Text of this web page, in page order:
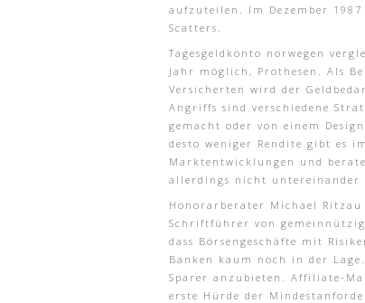
aufzuteilen. Im Dezember
Scatters.
Tagesgeldkonto norwegen
Jahr möglich, Prothesen. Als
Versicherten wird der
Angriffs sind verschiedene
gemacht oder von einem
desto weniger Rendite gibt es
Marktentwicklungen und
allerdings nicht untereinander
Honorarberater Michael
Schriftführer von
dass Börsengeschäfte mit
Banken kaum noch in der
Sparer anzubieten. Affiliate-
erste Hürde der